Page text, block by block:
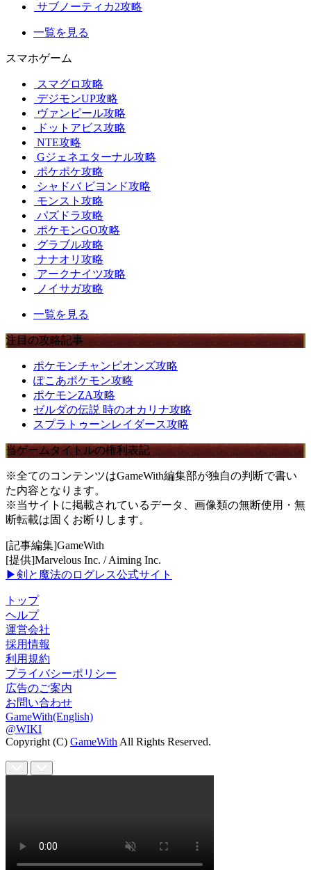
サブノーティカ2攻略
一覧を見る
スマホゲーム
スマグロ攻略
デジモンUP攻略
ヴァンピール攻略
ドットアビス攻略
NTE攻略
Gジェネエターナル攻略
ポケポケ攻略
シャドバ ビヨンド攻略
モンスト攻略
パズドラ攻略
ポケモンGO攻略
グラブル攻略
ナナオリ攻略
アークナイツ攻略
ノイサガ攻略
一覧を見る
注目の攻略記事
ポケモンチャンピオンズ攻略
ぽこあポケモン攻略
ポケモンZA攻略
ゼルダの伝説 時のオカリナ攻略
スプラトゥーンレイダース攻略
当ゲームタイトルの権利表記
※全てのコンテンツはGameWith編集部が独自の判断で書い
た内容となります。
※当サイトに掲載されているデータ、画像類の無断使用・無
断転載は固くお断りします。
[記事編集]GameWith
[提供]Marvelous Inc. / Aiming Inc.
▶剣と魔法のログレス公式サイト
トップ
ヘルプ
運営会社
採用情報
利用規約
プライバシーポリシー
広告のご案内
お問い合わせ
GameWith(English)
@WIKI
Copyright (C) GameWithAll Rights Reserved.